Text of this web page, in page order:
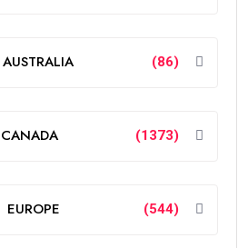
AUSTRALIA (86)
CANADA (1373)
EUROPE (544)